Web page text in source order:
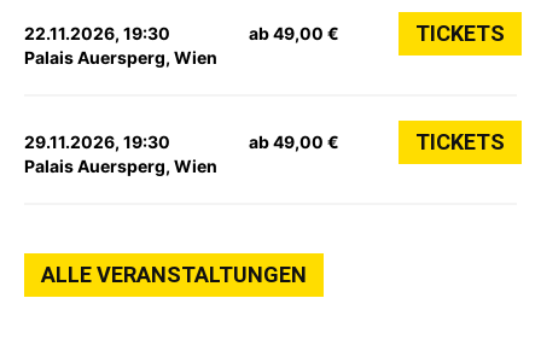
22.11.2026, 19:30
Palais Auersperg, Wien
ab 49,00 € TICKETS
29.11.2026, 19:30
Palais Auersperg, Wien
ab 49,00 € TICKETS
ALLE VERANSTALTUNGEN